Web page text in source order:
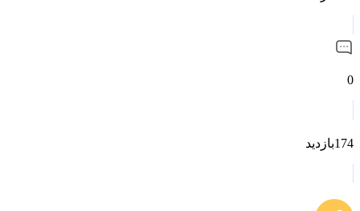
0
174بازدید